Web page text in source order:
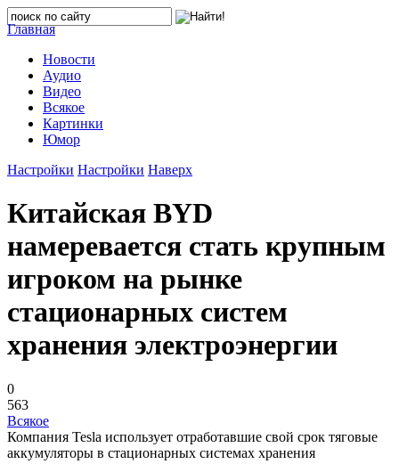
Главная
Новости
Аудио
Видео
Всякое
Картинки
Юмор
Настройки Настройки Наверх
Китайская BYD
намеревается стать крупным
игроком на рынке
стационарных систем
хранения электроэнергии
0
563
Всякое
Компания Tesla использует отработавшие свой срок тяговые
аккумуляторы в стационарных системах хранения